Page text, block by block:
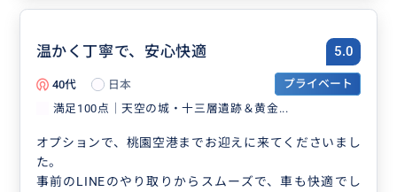
温かく丁寧で、安心快適 5.0
40代 日本
プライベート
満足100点│天空の城・十三層遺跡＆黄金...
オプションで、桃園空港までお迎えに来てくださいまし
た。
事前のLINEのやり取りからスムーズで、車も快適でし